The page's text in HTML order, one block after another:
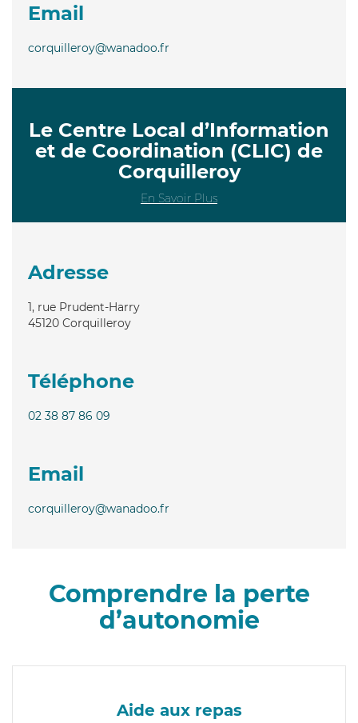
Email
corquilleroy@wanadoo.fr
Le Centre Local d’Information
et de Coordination (CLIC) de
Corquilleroy
En Savoir Plus
Adresse
1, rue Prudent-Harry
45120 Corquilleroy
Téléphone
02 38 87 86 09
Email
corquilleroy@wanadoo.fr
Comprendre la perte
d’autonomie
Aide aux repas